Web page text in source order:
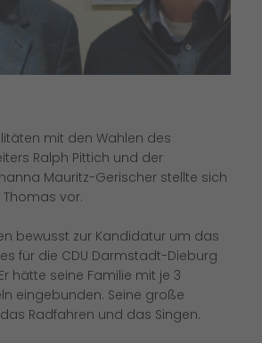
mit den Wahlen des
Ralph Pittich und der
Mauritz-Gerischer stellte sich
Thomas vor.
bewusst zur Kandidatur um das
für die CDU Darmstadt-Dieburg
hätte seine Familie mit je 3
eingebunden. Seine große
Radfahren und das Singen.